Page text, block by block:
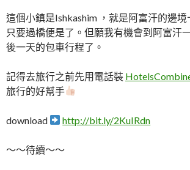
這個小鎮是Ishkashim ，就是阿富汗的邊境
只要過橋便是了。但願我有機會到阿富汗
後一天的包車行程了。
記得去旅行之前先用電話裝
旅行的好幫手
download http://bit.ly/2KuIRdn
～～待續～～